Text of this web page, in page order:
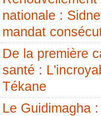
nationale :
mandat
De la première
santé :
Tékane
Le Guidimagha